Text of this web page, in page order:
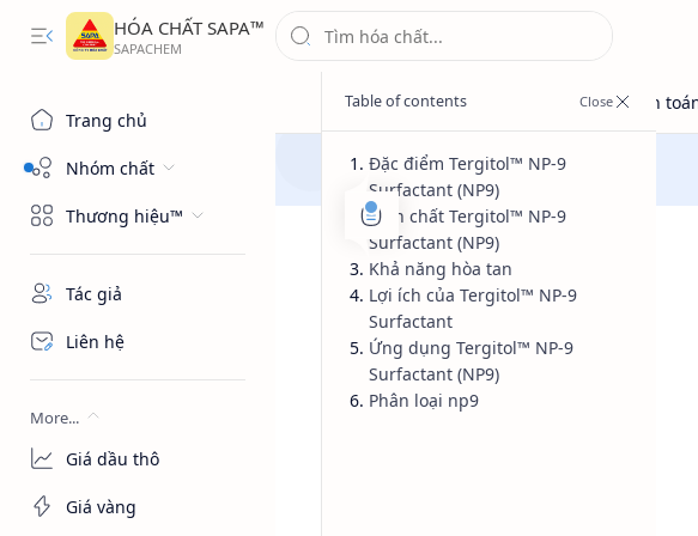
HÓA CHẤT SAPA™
Trang chủ
Nhóm chất
Thương hiệu™
Tác giả
Liên hệ
More...
Giá dầu thô
Giá vàng
Đặc điểm Tergitol™ NP-9
Surfactant (NP9)
Tính chất Tergitol™ NP-9
Surfactant (NP9)
Khả năng hòa tan
Lợi ích của Tergitol™ NP-9
Surfactant
Ứng dụng Tergitol™ NP-9
Surfactant (NP9)
Phân loại np9